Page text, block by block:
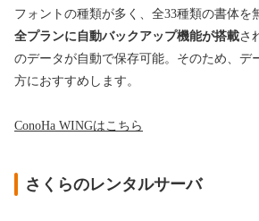
フォントの種類が多く、全33種類の書体を
全プランに自動バックアップ機能が搭載さ
のデータが自動で保存可能。そのため、デ
方におすすめします。
ConoHa WINGはこちら
さくらのレンタルサーバ